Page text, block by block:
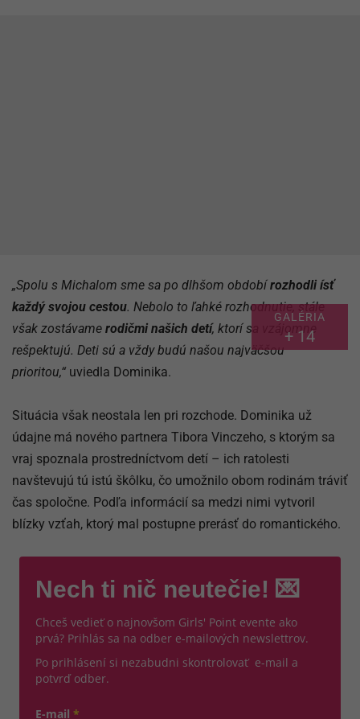
„Spolu s Michalom sme sa po dlhšom obdobírozhodli ísť
každý svojou cestou. Nebolo to ľahké rozhodnutie, stále
však zostávame rodičmi našich detí, ktorí sa vzájomne
rešpektujú. Deti sú a vždy budú našou najväčšou
prioritou,“ uviedla Dominika.
Situácia však neostala len pri rozchode. Dominika už
údajne má nového partnera Tibora Vinczeho, s ktorým sa
vraj spoznala prostredníctvom detí – ich ratolesti
navštevujú tú istú škôlku, čo umožnilo obom rodinám tráviť
čas spoločne. Podľa informácií sa medzi nimi vytvoril
blízky vzťah, ktorý mal postupne prerásť do romantického.
Nech ti nič neutečie! 💌
Chceš vedieť o najnovšom Girls' Point evente ako
prvá? Prihlás sa na odber e-mailových newslettrov.
Po prihlásení si nezabudni skontrolovať e-mail a
potvrď odber.
E-mail *
GALÉRIA
+ 14